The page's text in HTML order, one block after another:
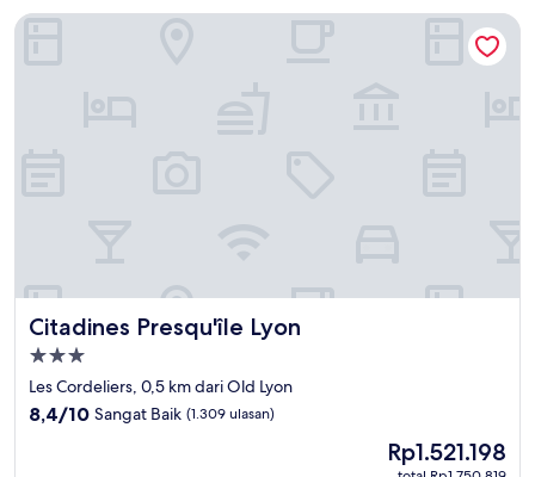
Citadines Presqu'île Lyon
Citadines Presqu'île Lyon
Properti
bintang
3.0
Les Cordeliers, 0,5 km dari Old Lyon
8.4
8,4/10 Sangat Baik (1.309 ulasan)
Harga
sekarang
Rp1.521.198
Citadines Presqu'île Lyon